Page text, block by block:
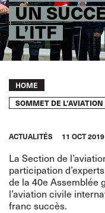
UN
L’ITF
Breadcrumb
HOME
SOMMET DE
ACTUALITÉS 11 OCT 2019
La Section de
participation
de la 40e Assemblée
l’aviation civile
franc succès.